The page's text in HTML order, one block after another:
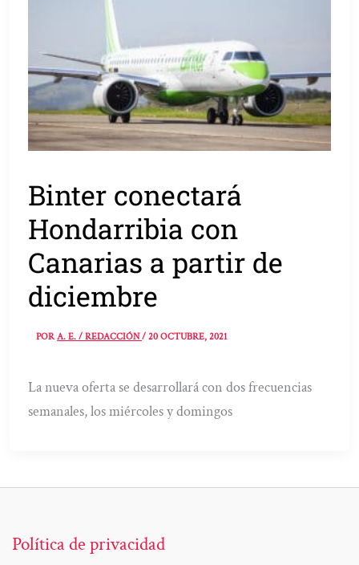
Binter conectará
Hondarribia con
Canarias a partir de
diciembre
PORA. E. / REDACCIÓN/20 OCTUBRE, 2021
La nueva oferta se desarrollará con dos frecuencias
semanales, los miércoles y domingos
Política de privacidad